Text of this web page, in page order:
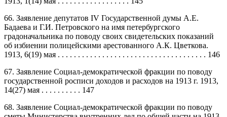
66. Заявление депутатов IV Государственной думы А.Е.
Бадаева и Г.И. Петровского на имя петербургского
градоначальника по поводу своих свидетельских показаний
об избиении полицейскими арестованного А.К. Цветкова.
1913, 6(19) мая . . . . . . . . . . . . . . . . . . . . . . . . . . . . . . . . . . . . . 146
67. Заявление Социал-демократической фракции по поводу
государственной росписи доходов и расходов на 1913 г. 1913,
14(27) мая . . . . . . . . . . 147
68. Заявление Социал-демократической фракции по поводу